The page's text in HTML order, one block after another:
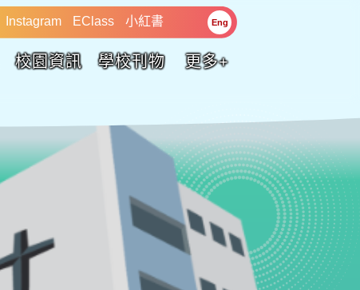
Instagram EClass 小紅書 Eng
校園資訊 學校刊物 更多+